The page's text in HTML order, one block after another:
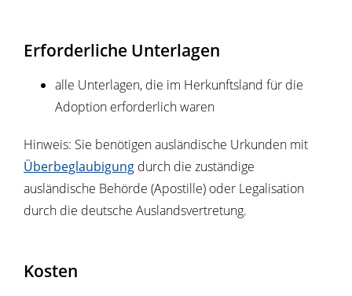
Erforderliche Unterlagen
alle Unterlagen, die im Herkunftsland für die
Adoption erforderlich waren
Hinweis: Sie benötigen ausländische Urkunden mit
Überbeglaubigung durch die zuständige
ausländische Behörde (Apostille) oder Legalisation
durch die deutsche Auslandsvertretung.
Kosten